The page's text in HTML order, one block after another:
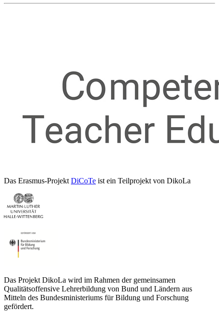
Das Erasmus-Projekt DiCoTe ist ein Teilprojekt von DikoLa
Das Projekt DikoLa wird im Rahmen der gemeinsamen
Qualitätsoffensive Lehrerbildung von Bund und Ländern aus
Mitteln des Bundesministeriums für Bildung und Forschung
gefördert.